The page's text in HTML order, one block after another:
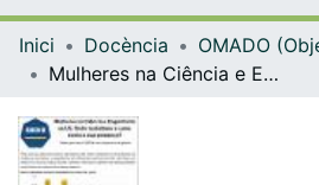
Inici Docència
Mulheres na Ciência e Engenharia na UE